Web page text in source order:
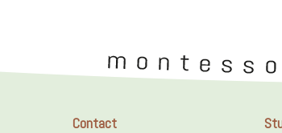
Contact